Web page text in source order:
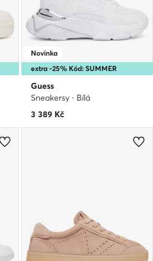
extra -25% Kód: SUMMER
Novinka
Guess
Sneakersy · Bílá
3 389 Kč